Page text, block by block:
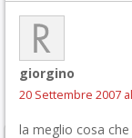
giorgino
20 Settembre 2007
la meglio cosa